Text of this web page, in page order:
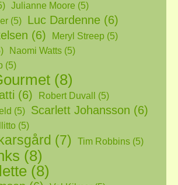
Julianne Moore (5)
(5) Luc Dardenne (6)
(6) Meryl Streep (5)
Naomi Watts (5)
(5)
(8)
(6) Robert Duvall
(5)
(5) Scarlett Johansson (6)
(5)
(7) Tim Robbins (5)
(8)
(8)